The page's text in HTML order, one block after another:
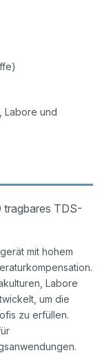
Labore und
tragbares TDS-
mit hohem
Labore
um die
zu erfüllen.